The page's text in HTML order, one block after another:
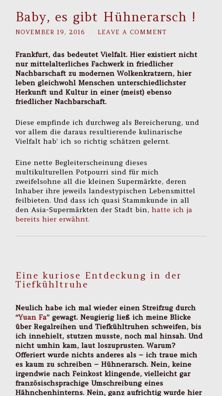
Baby, es gibt Hühnerarsch !
NOVEMBER 19, 2016 LEAVE A COMMENT
Frankfurt, das bedeutet Vielfalt. Hier existiert nicht
nur mittelalterliches Fachwerk in friedlicher
Nachbarschaft zu modernen Wolkenkratzern, hier
leben gleichwohl Menschen unterschiedlichster
Herkunft und Kultur in einer (meist) ebenso
friedlicher Nachbarschaft.
Diese empfinde ich durchweg als Bereicherung, und
vor allem die daraus resultierende kulinarische
Vielfalt hab’ ich so richtig schätzen gelernt.
Eine nette Begleiterscheinung dieses
multikulturellen Potpourri sind für mich
zweifelsohne all die kleinen Supermärkte, deren
Inhaber ihre jeweils landestypischen Lebensmittel
feilbieten. Und dass ich quasi Stammkunde in all
den Asia-Supermärkten der Stadt bin,hatte ich ja
bereits hier erwähnt.
Eine kuriose Entdeckung in der
Tiefkühltruhe
Neulich habe ich mal wieder einen Streifzug durch
“Yuan Fa” gewagt. Neugierig ließ ich meine Blicke
über Regalreihen und Tiefkühltruhen schweifen, bis
ich innehielt, stutzen musste, noch mal hinsah. Und
nicht umhin kam, laut loszuprusten. Warum?
Offeriert wurde nichts anderes als – ich traue mich
es kaum zu schreiben – Hühnerarsch. Nein, keine
irgendwie nach Feinkost klingende, vielleicht gar
französischsprachige Umschreibung eines
Hähnchenhinterns. Nein, ganz aufrichtig wurde hier